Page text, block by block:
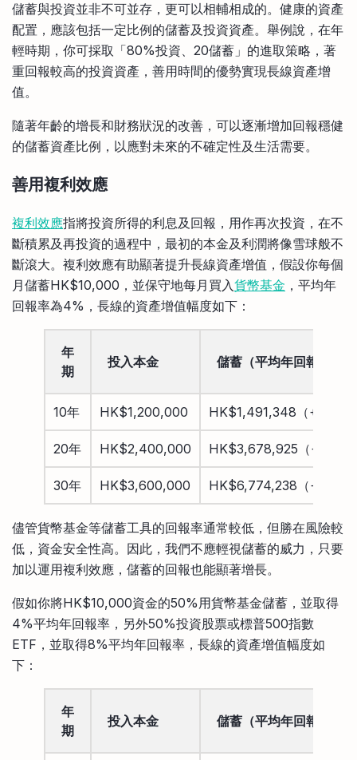
儲蓄與投資並非不可並存，更可以相輔相成的。健康的資產
配置，應該包括一定比例的儲蓄及投資資產。舉例說，在年
輕時期，你可採取「80%投資、20儲蓄」的進取策略，著
重回報較高的投資資產，善用時間的優勢實現長線資產增
值。
隨著年齡的增長和財務狀況的改善，可以逐漸增加回報穩健
的儲蓄資產比例，以應對未來的不確定性及生活需要。
善用複利效應
複利效應指將投資所得的利息及回報，用作再次投資，在不
斷積累及再投資的過程中，最初的本金及利潤將像雪球般不
斷滾大。複利效應有助顯著提升長線資產增值，假設你每個
月儲蓄HK$10,000，並保守地每月買入貨幣基金 ，平均年
回報率為4%，長線的資產增值幅度如下：
年
期
投入本金 儲蓄（平均年回報
10年 HK$1,200,000 HK$1,491,348（
20年 HK$2,400,000 HK$3,678,925（
30年 HK$3,600,000 HK$6,774,238（
儘管貨幣基金等儲蓄工具的回報率通常較低，但勝在風險較
低，資金安全性高。因此，我們不應輕視儲蓄的威力，只要
加以運用複利效應，儲蓄的回報也能顯著增長。
假如你將HK$10,000資金的50%用貨幣基金儲蓄，並取得
4%平均年回報率，另外50%投資股票或標普500指數
ETF，並取得8%平均年回報率，長線的資產增值幅度如
下：
年
期
投入本金 儲蓄（平均年回報4%）